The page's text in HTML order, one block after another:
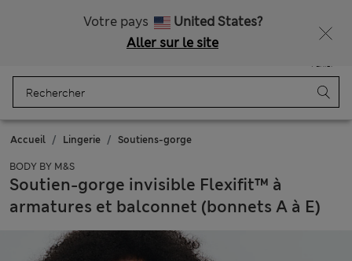
Votre pays
United States?
Aller sur le site
Panier
Accueil Lingerie Soutiens-gorge
BODY BY M&S
Soutien-gorge invisible Flexifit™ à
armatures et balconnet (bonnets A à E)